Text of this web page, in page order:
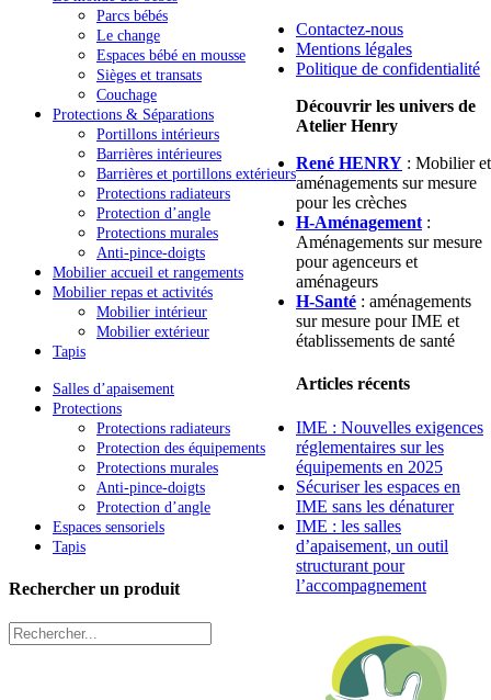
Parcs bébés
Le change
Espaces bébé en mousse
Sièges et transats
Couchage
Protections & Séparations
Portillons intérieurs
Barrières intérieures
Barrières et portillons extérieurs
Protections radiateurs
Protection d’angle
Protections murales
Anti-pince-doigts
Mobilier accueil et rangements
Mobilier repas et activités
Mobilier intérieur
Mobilier extérieur
Tapis
Salles d’apaisement
Protections
Protections radiateurs
Protection des équipements
Protections murales
Anti-pince-doigts
Protection d’angle
Espaces sensoriels
Tapis
Rechercher un produit
Contactez-nous
Mentions légales
Politique de confidentialité
Découvrir les univers de
Atelier Henry
René HENRY : Mobilier et
aménagements sur mesure
pour les crèches
H-Aménagement :
Aménagements sur mesure
pour agenceurs et
aménageurs
H-Santé : aménagements
sur mesure pour IME et
établissements de santé
Articles récents
IME : Nouvelles exigences
réglementaires sur les
équipements en 2025
Sécuriser les espaces en
IME sans les dénaturer
IME : les salles
d’apaisement, un outil
structurant pour
l’accompagnement